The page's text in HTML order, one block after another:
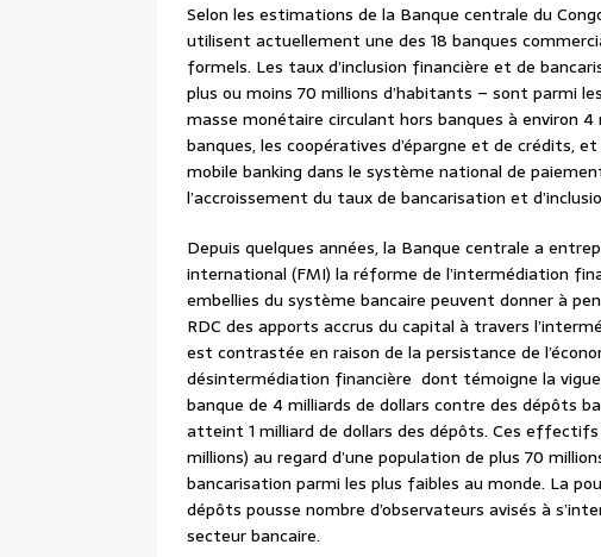
Selon les estimations de la Banque centrale du
utilisent actuellement une des 18 banques
formels. Les taux d’inclusion financière et de
plus ou moins 70 millions d’habitants – sont parmi
masse monétaire circulant hors banques à environ
banques, les coopératives d’épargne et de crédits,
mobile banking dans le système national de
l’accroissement du taux de bancarisation et
Depuis quelques années, la Banque centrale a
international (FMI) la réforme de l’intermédiation
embellies du système bancaire peuvent donner à
RDC des apports accrus du capital à travers
est contrastée en raison de la persistance de
désintermédiation financière dont témoigne la
banque de 4 milliards de dollars contre des dépôts
atteint 1 milliard de dollars des dépôts. Ces
millions) au regard d’une population de plus 70
bancarisation parmi les plus faibles au monde. La
dépôts pousse nombre d’observateurs avisés à
secteur bancaire.